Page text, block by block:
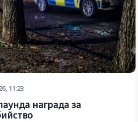
11:23
награда за